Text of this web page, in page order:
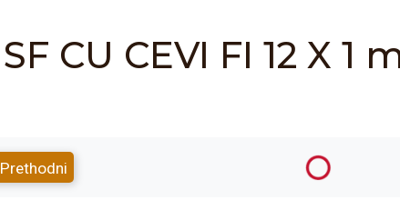
SF CU CEVI FI 12 X 1
Prethodni